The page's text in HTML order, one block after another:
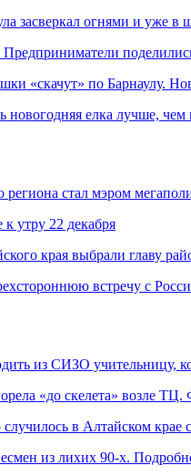
засверкал огнями и уже в
«скачут» по Барнаулу.
новогодняя елка лучше,
региона стал мэром
утру 22 декабря
края выбрали главу
встречу с
из СИЗО учительницу,
«до скелета» возле
в Алтайском крае
из лихих 90-х.